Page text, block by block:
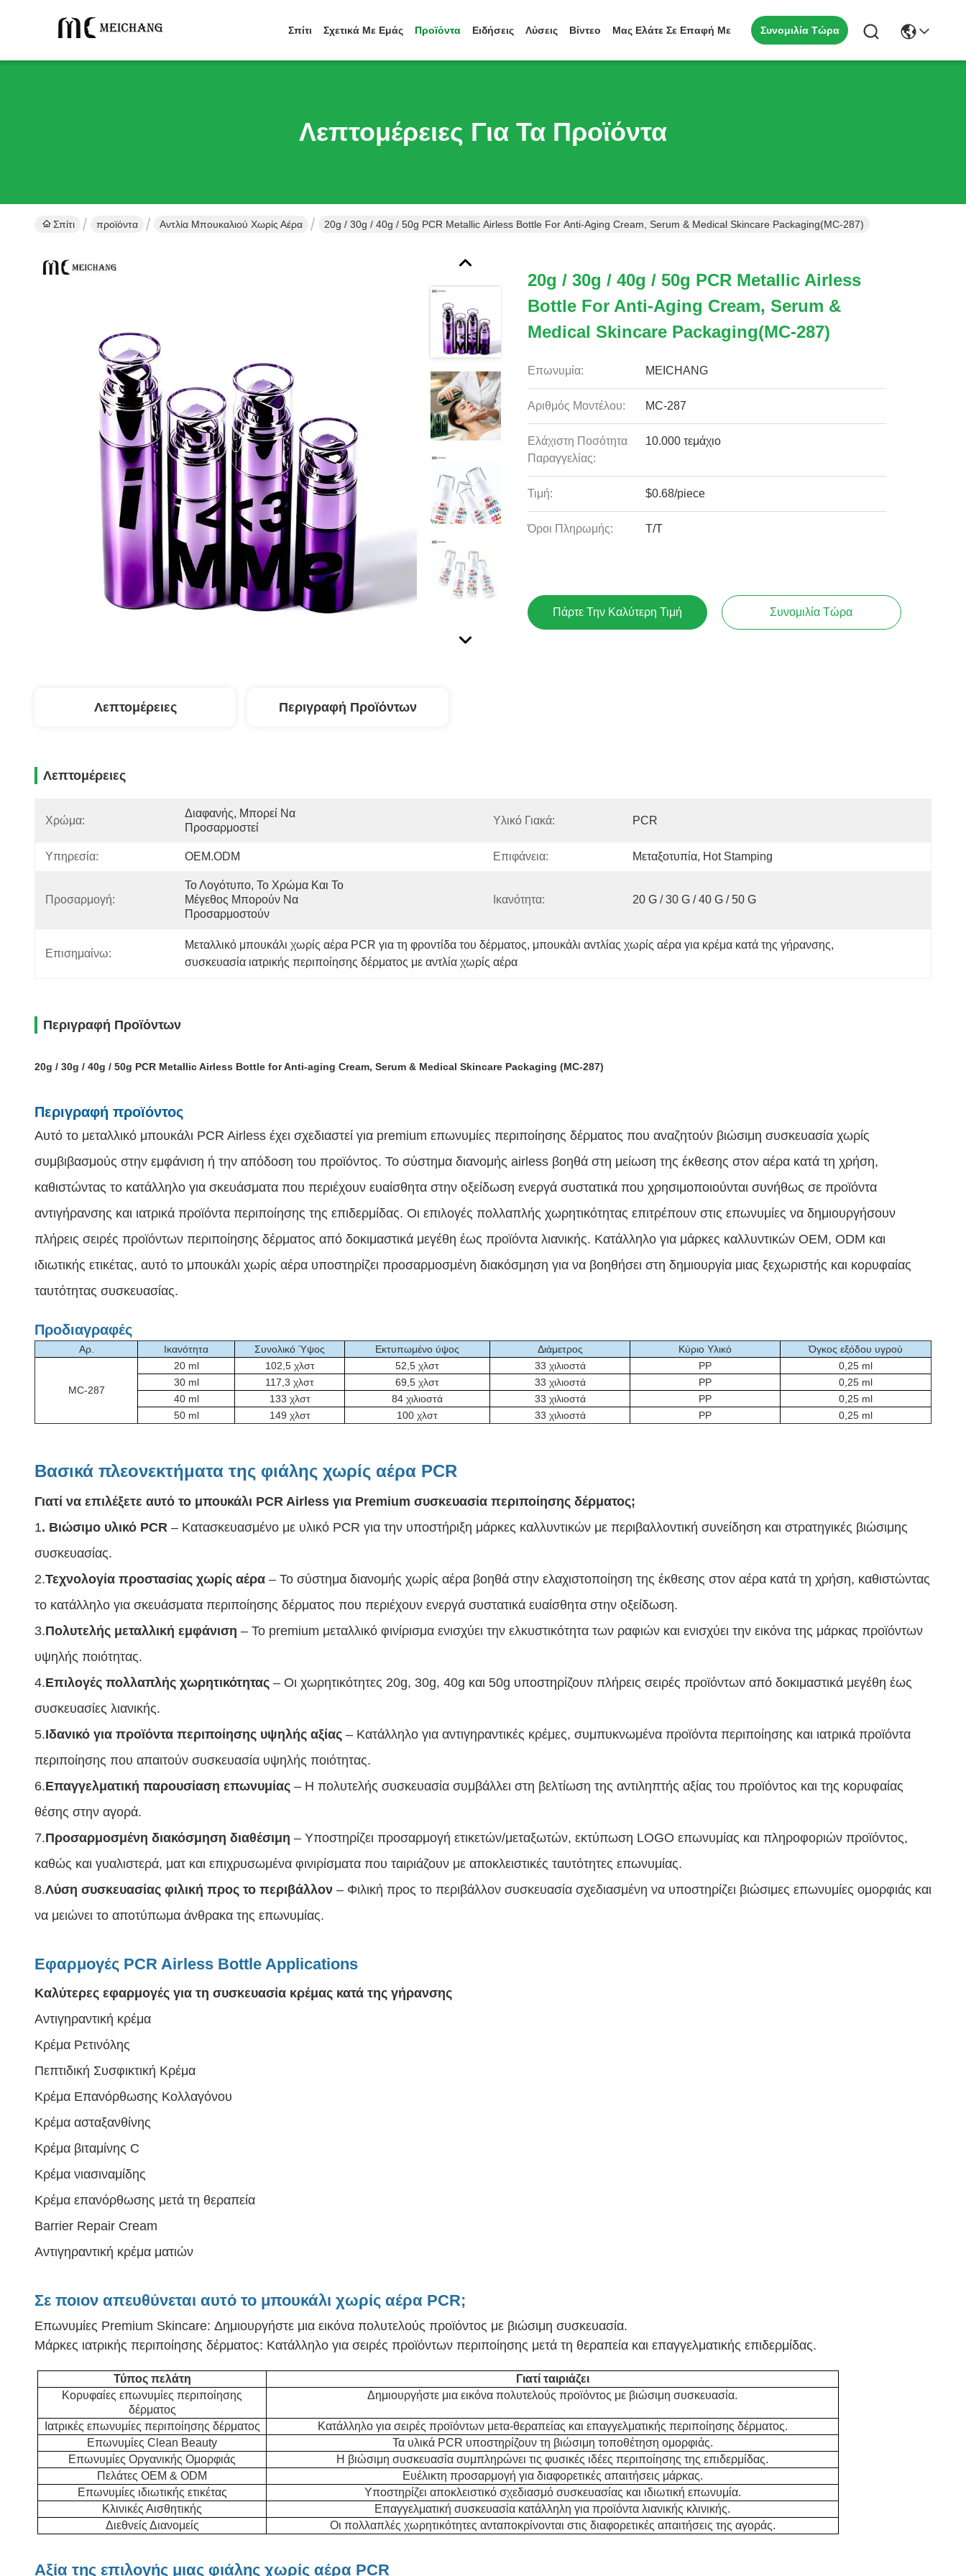
Σπίτι Σχετικά Με Εμάς Προϊόντα Ειδήσεις Λύσεις Βίντεο Μας Ελάτε Σε Επαφή Με Συνομιλία Τώρα
Λεπτομέρειες Για Τα Προϊόντα
Σπίτι προϊόντα Αντλία Μπουκαλιού Χωρίς Αέρα 20g / 30g / 40g / 50g PCR Metallic Airless Bottle For Anti-Aging Cream, Serum & Medical Skincare Packaging(MC-287)
20g / 30g / 40g / 50g PCR Metallic Airless
Bottle For Anti-Aging Cream, Serum &
Medical Skincare Packaging(MC-287)
Επωνυμία: MEICHANG
Αριθμός Μοντέλου: MC-287
Ελάχιστη Ποσότητα
Παραγγελίας:
10.000 τεμάχιο
Τιμή: $0.68/piece
Όροι Πληρωμής: T/T
Πάρτε Την Καλύτερη Τιμή Συνομιλία Τώρα
Λεπτομέρειες Περιγραφή Προϊόντων
Λεπτομέρειες
Χρώμα:
Διαφανής, Μπορεί Να
Προσαρμοστεί
Υλικό Γιακά: PCR
Υπηρεσία: OEM.ODM Επιφάνεια: Μεταξοτυπία, Hot Stamping
Προσαρμογή:
Το Λογότυπο, Το Χρώμα Και Το
Μέγεθος Μπορούν Να
Προσαρμοστούν
Ικανότητα: 20 G / 30 G / 40 G / 50 G
Επισημαίνω:
Μεταλλικό μπουκάλι χωρίς αέρα PCR για τη φροντίδα του δέρματος, μπουκάλι αντλίας χωρίς αέρα για κρέμα κατά της γήρανσης,
συσκευασία ιατρικής περιποίησης δέρματος με αντλία χωρίς αέρα
Περιγραφή Προϊόντων
20g / 30g / 40g / 50g PCR Metallic Airless Bottle for Anti-aging Cream, Serum & Medical Skincare Packaging (MC-287)
Περιγραφή προϊόντος
Αυτό το μεταλλικό μπουκάλι PCR Airless έχει σχεδιαστεί για premium επωνυμίες περιποίησης δέρματος που αναζητούν βιώσιμη συσκευασία χωρίς
συμβιβασμούς στην εμφάνιση ή την απόδοση του προϊόντος. Το σύστημα διανομής airless βοηθά στη μείωση της έκθεσης στον αέρα κατά τη χρήση,
καθιστώντας το κατάλληλο για σκευάσματα που περιέχουν ευαίσθητα στην οξείδωση ενεργά συστατικά που χρησιμοποιούνται συνήθως σε προϊόντα
αντιγήρανσης και ιατρικά προϊόντα περιποίησης της επιδερμίδας. Οι επιλογές πολλαπλής χωρητικότητας επιτρέπουν στις επωνυμίες να δημιουργήσουν
πλήρεις σειρές προϊόντων περιποίησης δέρματος από δοκιμαστικά μεγέθη έως προϊόντα λιανικής. Κατάλληλο για μάρκες καλλυντικών OEM, ODM και
ιδιωτικής ετικέτας, αυτό το μπουκάλι χωρίς αέρα υποστηρίζει προσαρμοσμένη διακόσμηση για να βοηθήσει στη δημιουργία μιας ξεχωριστής και κορυφαίας
ταυτότητας συσκευασίας.
Προδιαγραφές
Αρ. Ικανότητα Συνολικό Ύψος Εκτυπωμένο ύψος Διάμετρος Κύριο Υλικό Όγκος εξόδου υγρού
MC-287
20 ml 102,5 χλστ 52,5 χλστ 33 χιλιοστά PP
0,25 ml
30 ml
117,3 χλστ 69,5 χλστ 33 χιλιοστά PP
0,25 ml
40 ml
133 χλστ 84 χιλιοστά 33 χιλιοστά PP
0,25 ml
50 ml
149 χλστ 100 χλστ 33 χιλιοστά PP 0,25 ml
Βασικά πλεονεκτήματα της φιάλης χωρίς αέρα PCR
Γιατί να επιλέξετε αυτό το μπουκάλι PCR Airless για Premium συσκευασία περιποίησης δέρματος;
1. Βιώσιμο υλικό PCR – Κατασκευασμένο με υλικό PCR για την υποστήριξη μάρκες καλλυντικών με περιβαλλοντική συνείδηση ​​και στρατηγικές βιώσιμης
συσκευασίας.
2.Τεχνολογία προστασίας χωρίς αέρα – Το σύστημα διανομής χωρίς αέρα βοηθά στην ελαχιστοποίηση της έκθεσης στον αέρα κατά τη χρήση, καθιστώντας
το κατάλληλο για σκευάσματα περιποίησης δέρματος που περιέχουν ενεργά συστατικά ευαίσθητα στην οξείδωση.
3.Πολυτελής μεταλλική εμφάνιση – Το premium μεταλλικό φινίρισμα ενισχύει την ελκυστικότητα των ραφιών και ενισχύει την εικόνα της μάρκας προϊόντων
υψηλής ποιότητας.
4.Επιλογές πολλαπλής χωρητικότητας – Οι χωρητικότητες 20g, 30g, 40g και 50g υποστηρίζουν πλήρεις σειρές προϊόντων από δοκιμαστικά μεγέθη έως
συσκευασίες λιανικής.
5.Ιδανικό για προϊόντα περιποίησης υψηλής αξίας – Κατάλληλο για αντιγηραντικές κρέμες, συμπυκνωμένα προϊόντα περιποίησης και ιατρικά προϊόντα
περιποίησης που απαιτούν συσκευασία υψηλής ποιότητας.
6.Επαγγελματική παρουσίαση επωνυμίας – Η πολυτελής συσκευασία συμβάλλει στη βελτίωση της αντιληπτής αξίας του προϊόντος και της κορυφαίας
θέσης στην αγορά.
7.Προσαρμοσμένη διακόσμηση διαθέσιμη – Υποστηρίζει προσαρμογή ετικετών/μεταξωτών, εκτύπωση LOGO επωνυμίας και πληροφοριών προϊόντος,
καθώς και γυαλιστερά, ματ και επιχρυσωμένα φινιρίσματα που ταιριάζουν με αποκλειστικές ταυτότητες επωνυμίας.
8.Λύση συσκευασίας φιλική προς το περιβάλλον – Φιλική προς το περιβάλλον συσκευασία σχεδιασμένη να υποστηρίζει βιώσιμες επωνυμίες ομορφιάς και
να μειώνει το αποτύπωμα άνθρακα της επωνυμίας.
Εφαρμογές PCR Airless Bottle Applications
Καλύτερες εφαρμογές για τη συσκευασία κρέμας κατά της γήρανσης
Αντιγηραντική κρέμα
Κρέμα Ρετινόλης
Πεπτιδική Συσφικτική Κρέμα
Κρέμα Επανόρθωσης Κολλαγόνου
Κρέμα ασταξανθίνης
Κρέμα βιταμίνης C
Κρέμα νιασιναμίδης
Κρέμα επανόρθωσης μετά τη θεραπεία
Barrier Repair Cream
Αντιγηραντική κρέμα ματιών
Σε ποιον απευθύνεται αυτό το μπουκάλι χωρίς αέρα PCR;
Επωνυμίες Premium Skincare: Δημιουργήστε μια εικόνα πολυτελούς προϊόντος με βιώσιμη συσκευασία.
Μάρκες ιατρικής περιποίησης δέρματος: Κατάλληλο για σειρές προϊόντων περιποίησης μετά τη θεραπεία και επαγγελματικής επιδερμίδας.
Τύπος πελάτη
Γιατί ταιριάζει
Κορυφαίες επωνυμίες περιποίησης
δέρματος
Δημιουργήστε μια εικόνα πολυτελούς προϊόντος με βιώσιμη συσκευασία.
Ιατρικές επωνυμίες περιποίησης δέρματος
Κατάλληλο για σειρές προϊόντων μετα-θεραπείας και επαγγελματικής περιποίησης δέρματος.
Επωνυμίες Clean Beauty
Τα υλικά PCR υποστηρίζουν τη βιώσιμη τοποθέτηση ομορφιάς.
Επωνυμίες Οργανικής Ομορφιάς
Η βιώσιμη συσκευασία συμπληρώνει τις φυσικές ιδέες περιποίησης της επιδερμίδας.
Πελάτες OEM & ODM
Ευέλικτη προσαρμογή για διαφορετικές απαιτήσεις μάρκας.
Επωνυμίες ιδιωτικής ετικέτας
Υποστηρίζει αποκλειστικό σχεδιασμό συσκευασίας και ιδιωτική επωνυμία.
Κλινικές Αισθητικής
Επαγγελματική συσκευασία κατάλληλη για προϊόντα λιανικής κλινικής.
Διεθνείς Διανομείς
Οι πολλαπλές χωρητικότητες ανταποκρίνονται στις διαφορετικές απαιτήσεις της αγοράς.
Αξία της επιλογής μιας φιάλης χωρίς αέρα PCR